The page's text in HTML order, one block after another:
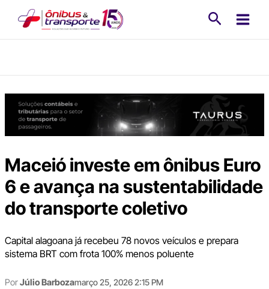
Maceió investe em ônibus Euro
6 e avança na sustentabilidade
do transporte coletivo
Capital alagoana já recebeu 78 novos veículos e prepara
sistema BRT com frota 100% menos poluente
PorJúlio Barbozamarço 25, 2026 2:15 PM